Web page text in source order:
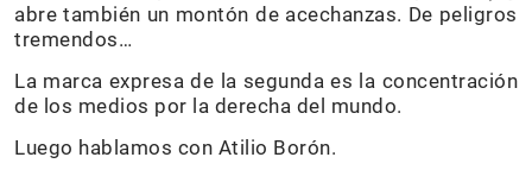
abre también un montón de acechanzas. De peligros
tremendos…
La marca expresa de la segunda es la concentración
de los medios por la derecha del mundo.
Luego hablamos con Atilio Borón.